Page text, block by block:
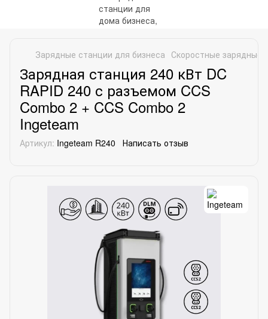
Зарядные станции для бизнеса Скоростные зарядные
Зарядная станция 240 кВт DC
RAPID 240 с разъемом CCS
Combo 2 + CCS Combo 2
Ingeteam
Артикул: Ingeteam R240 Написать отзыв